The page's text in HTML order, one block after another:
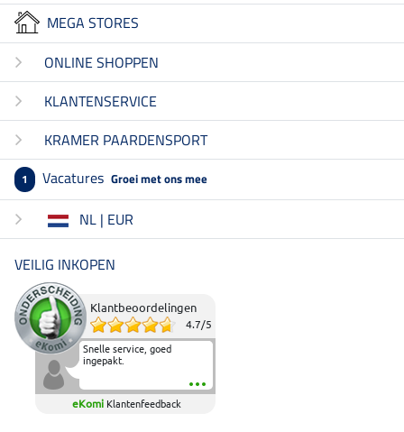
MEGA STORES
ONLINE SHOPPEN
KLANTENSERVICE
KRAMER PAARDENSPORT
1 Vacatures Groei met ons mee
NL | EUR
VEILIG INKOPEN
Klantbeoordelingen
4.7/5
Snelle service, goed
ingepakt.
eKomi Klantenfeedback